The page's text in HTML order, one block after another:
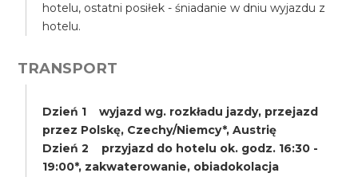
hotelu, ostatni posiłek - śniadanie w dniu wyjazdu z
hotelu.
TRANSPORT
Dzień 1 wyjazd wg. rozkładu jazdy, przejazd
przez Polskę, Czechy/Niemcy*, Austrię
Dzień 2 przyjazd do hotelu ok. godz. 16:30 -
19:00*, zakwaterowanie, obiadokolacja